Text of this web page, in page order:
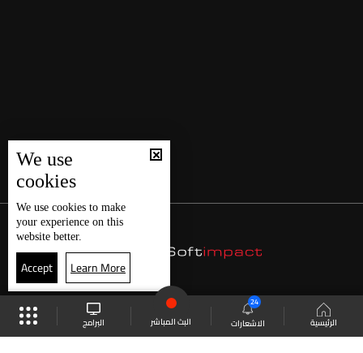
الرئيسية الاشعارات
24
البث المباشر البرامج
We use
cookies
We use cookies to make
your experience on this
website better.
Accept Learn More
موقع البرامج الجدول البث المباشر